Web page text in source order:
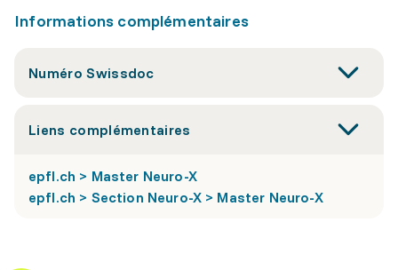
Informations complémentaires
Numéro Swissdoc
Liens complémentaires
epfl.ch > Master Neuro-X
epfl.ch > Section Neuro-X > Master Neuro-X